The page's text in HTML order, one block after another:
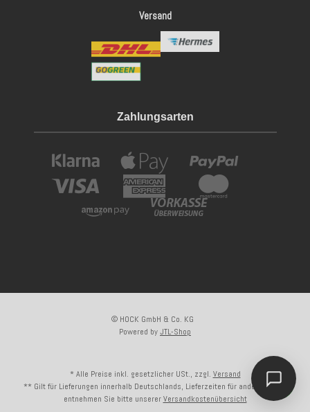
Versand
Zahlungsarten
© HOCK GmbH & Co. KG
Powered byJTL-Shop
* Alle Preise inkl. gesetzlicher USt., zzgl. Versand
** Gilt für Lieferungen innerhalb Deutschlands, Lieferzeiten für andere Länder
entnehmen Sie bitte unsererVersandkostenübersicht